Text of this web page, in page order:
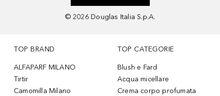
© 2026 Douglas Italia S.p.A.
TOP BRAND
ALFAPARF MILANO
Tirtir
Camomilla Milano
TOP CATEGORIE
Blush e Fard
Acqua micellare
Crema corpo profumata